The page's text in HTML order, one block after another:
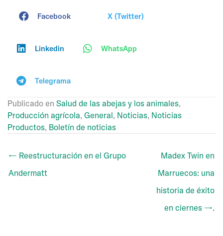
Facebook X (Twitter)
Linkedin WhatsApp
Telegrama
Publicado en Salud de las abejas y los animales,
Producción agrícola, General, Noticias, Noticias
Productos, Boletín de noticias
← Reestructuración en el Grupo
Andermatt
Madex Twin en
Marruecos: una
historia de éxito
en ciernes →.